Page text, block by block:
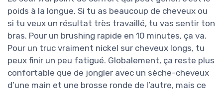
poids à la longue. Si tu as beaucoup de cheveux ou
si tu veux un résultat très travaillé, tu vas sentir ton
bras. Pour un brushing rapide en 10 minutes, ça va.
Pour un truc vraiment nickel sur cheveux longs, tu
peux finir un peu fatigué. Globalement, ça reste plus
confortable que de jongler avec un sèche-cheveux
d’une main et une brosse ronde de l’autre, mais ce